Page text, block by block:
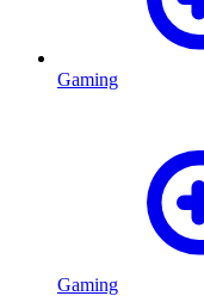
Gaming
Gaming